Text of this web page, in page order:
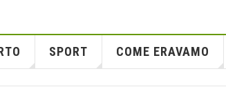
SPORT COME ERAVAMO